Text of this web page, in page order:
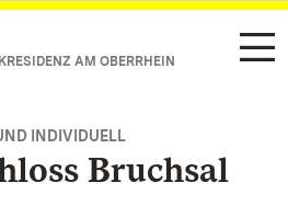
AM OBERRHEIN
INDIVIDUELL
Bruchsal